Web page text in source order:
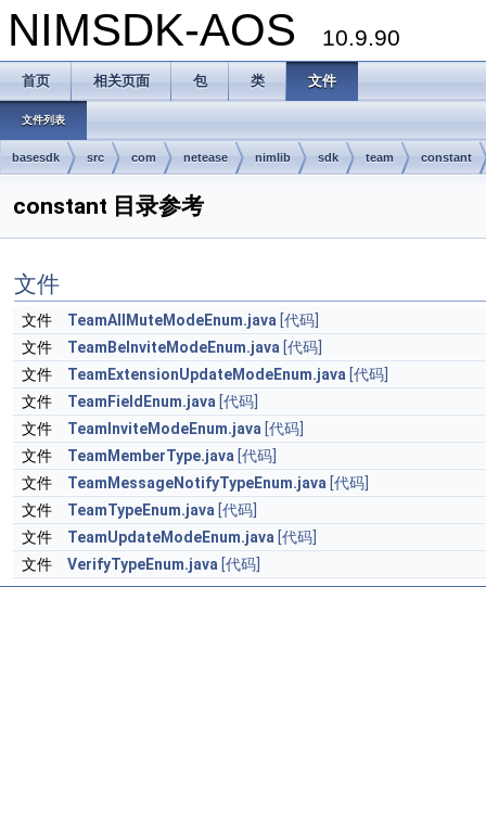
NIMSDK-AOS 10.9.90
首页 相关页面 包 类 文件
文件列表
basesdk src com netease nimlib sdk team constant
constant 目录参考
文件
文件 TeamAllMuteModeEnum.java [代码]
文件
TeamBeInviteModeEnum.java [代码]
文件
TeamExtensionUpdateModeEnum.java [代码]
文件
TeamFieldEnum.java [代码]
文件
TeamInviteModeEnum.java [代码]
文件
TeamMemberType.java [代码]
文件
TeamMessageNotifyTypeEnum.java [代码]
文件
TeamTypeEnum.java [代码]
文件
TeamUpdateModeEnum.java [代码]
文件
VerifyTypeEnum.java [代码]